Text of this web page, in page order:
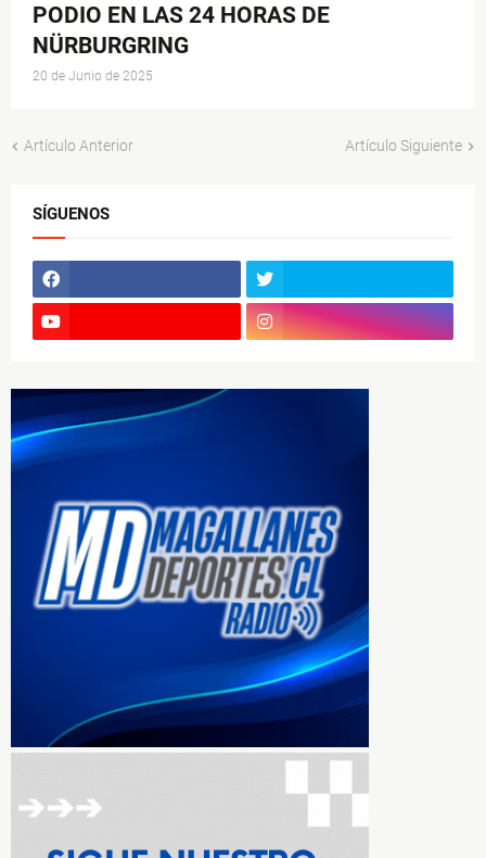
PODIO EN LAS 24 HORAS DE
NÜRBURGRING
20 de Junio de 2025
Artículo Anterior Artículo Siguiente
SÍGUENOS